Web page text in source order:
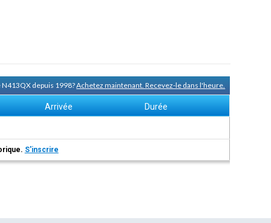
depuis 1998?Achetez maintenant. Recevez-le dans l'heure.
Arrivée Durée
S'inscrire